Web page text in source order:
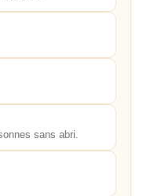
sans abri.